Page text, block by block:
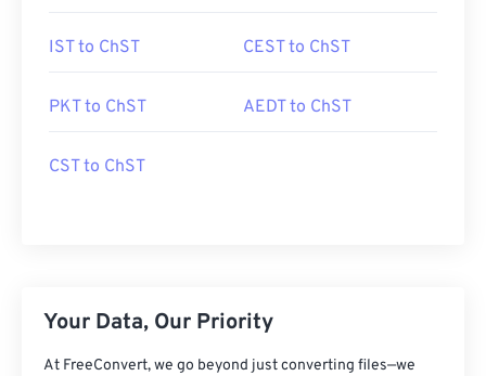
IST to ChST CEST to ChST
PKT to ChST AEDT to ChST
CST to ChST
Your Data, Our Priority
At FreeConvert, we go beyond just converting files—we